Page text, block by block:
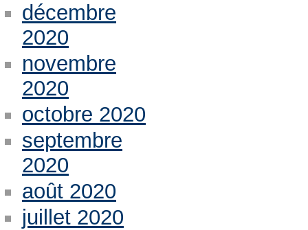
décembre
2020
novembre
2020
octobre 2020
septembre
2020
août 2020
juillet 2020